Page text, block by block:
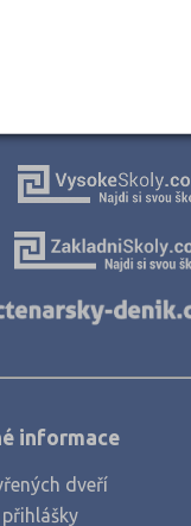
VY
informace
dveří